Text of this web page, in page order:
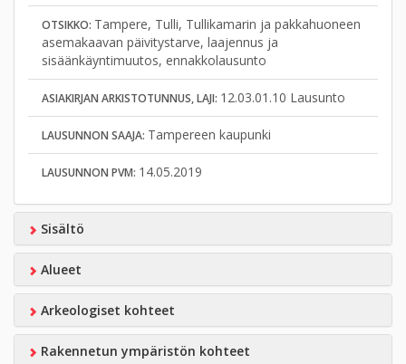
OTSIKKO: Tampere, Tulli, Tullikamarin ja pakkahuoneen
asemakaavan päivitystarve, laajennus ja
sisäänkäyntimuutos, ennakkolausunto
ASIAKIRJAN ARKISTOTUNNUS, LAJI: 12.03.01.10 Lausunto
LAUSUNNON SAAJA: Tampereen kaupunki
LAUSUNNON PVM: 14.05.2019
Sisältö
Alueet
Arkeologiset kohteet
Rakennetun ympäristön kohteet